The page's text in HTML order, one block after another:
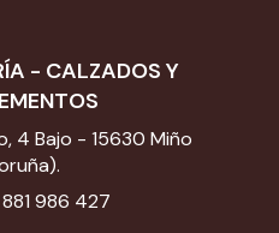
- CALZADOS Y
4 Bajo - 15630 Miño
881 986 427